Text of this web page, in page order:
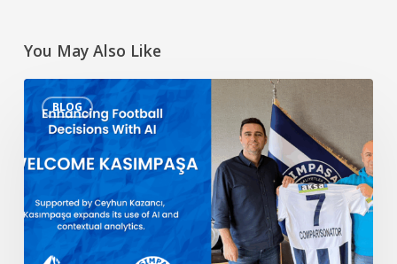
You May Also Like
BLOG
Mejorar
las
decisiones
futbolísticas